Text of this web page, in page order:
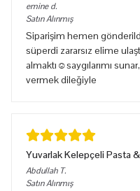
emine d.
Satın Alınmış
Siparişim hemen
süperdi zararsız elime
almaktı☺️saygılarımı
vermek dileğiyle
Yuvarlak Kelepçeli Pasta &
Abdullah T.
Satın Alınmış